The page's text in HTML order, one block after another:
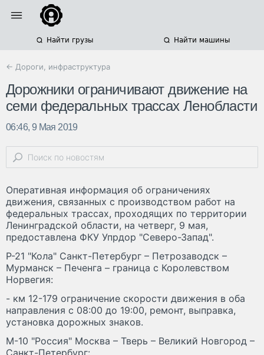
Найти грузы Найти машины
← Дороги, инфраструктура
Дорожники ограничивают движение на
семи федеральных трассах Ленобласти
06:46, 9 Мая 2019
Оперативная информация об ограничениях
движения, связанных с производством работ на
федеральных трассах, проходящих по территории
Ленинградской области, на четверг, 9 мая,
предоставлена ФКУ Упрдор "Северо-Запад".
Р-21 "Кола" Санкт-Петербург – Петрозаводск –
Мурманск – Печенга – граница с Королевством
Норвегия:
- км 12-179 ограничение скорости движения в оба
направления с 08:00 до 19:00, ремонт, выправка,
установка дорожных знаков.
М-10 "Россия" Москва – Тверь – Великий Новгород –